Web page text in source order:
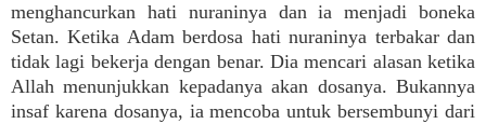
menghancurkan hati nuraninya dan ia menjadi boneka
Setan. Ketika Adam berdosa hati nuraninya terbakar dan
tidak lagi bekerja dengan benar. Dia mencari alasan ketika
Allah menunjukkan kepadanya akan dosanya. Bukannya
insaf karena dosanya, ia mencoba untuk bersembunyi dari